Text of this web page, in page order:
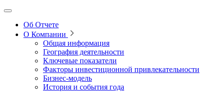
Об Отчете
О Компании
Общая информация
География деятельности
Ключевые показатели
Факторы инвестиционной привлекательности
Бизнес-модель
История и события года